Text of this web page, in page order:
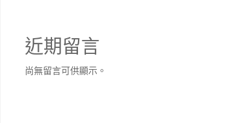
近期留言
尚無留言可供顯示。